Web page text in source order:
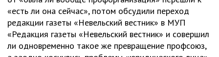
«есть ли она сейчас», потом обсудили переход
редакции газеты «Невельский вестник» в МУП
«Редакция газеты «Невельский вестник» и совершил
ли одновременно такое же превращение профсоюз,